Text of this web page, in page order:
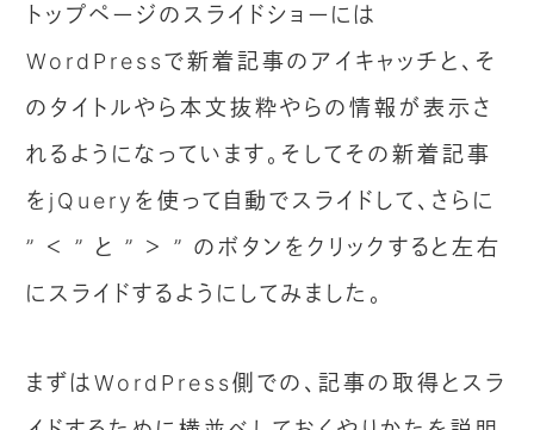
トップページのスライドショーには
WordPressで新着記事のアイキャッチと、そ
のタイトルやら本文抜粋やらの情報が表示さ
れるようになっています。そしてその新着記事
をjQueryを使って自動でスライドして、さらに
” ＜ ” と ” ＞ ” のボタンをクリックすると左右
にスライドするようにしてみました。
まずはWordPress側での、記事の取得とスラ